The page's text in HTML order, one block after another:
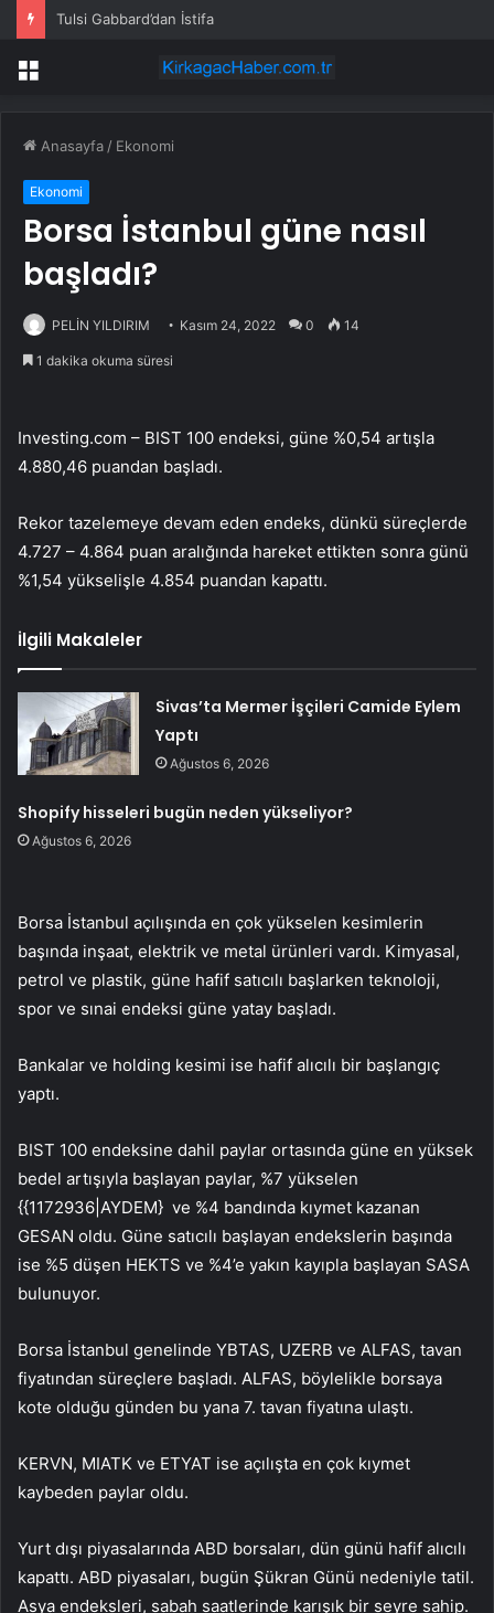
Tulsi Gabbard’dan İstifa
Menü
Anasayfa / Ekonomi
Ekonomi
Borsa İstanbul güne nasıl
başladı?
PELİN YILDIRIM Kasım 24, 2022 0 14
1 dakika okuma süresi
Investing.com – BIST 100 endeksi, güne %0,54 artışla
4.880,46 puandan başladı.
Rekor tazelemeye devam eden endeks, dünkü süreçlerde
4.727 – 4.864 puan aralığında hareket ettikten sonra günü
%1,54 yükselişle 4.854 puandan kapattı.
İlgili Makaleler
Sivas’ta Mermer İşçileri Camide Eylem
Yaptı
Ağustos 6, 2026
Shopify hisseleri bugün neden yükseliyor?
Ağustos 6, 2026
Borsa İstanbul açılışında en çok yükselen kesimlerin
başında inşaat, elektrik ve metal ürünleri vardı. Kimyasal,
petrol ve plastik, güne hafif satıcılı başlarken teknoloji,
spor ve sınai endeksi güne yatay başladı.
Bankalar ve holding kesimi ise hafif alıcılı bir başlangıç
yaptı.
BIST 100 endeksine dahil paylar ortasında güne en yüksek
bedel artışıyla başlayan paylar, %7 yükselen
{{1172936|AYDEM} ve %4 bandında kıymet kazanan
GESAN oldu. Güne satıcılı başlayan endekslerin başında
ise %5 düşen HEKTS ve %4’e yakın kayıpla başlayan SASA
bulunuyor.
Borsa İstanbul genelinde YBTAS, UZERB ve ALFAS, tavan
fiyatından süreçlere başladı. ALFAS, böylelikle borsaya
kote olduğu günden bu yana 7. tavan fiyatına ulaştı.
KERVN, MIATK ve ETYAT ise açılışta en çok kıymet
kaybeden paylar oldu.
Yurt dışı piyasalarında ABD borsaları, dün günü hafif alıcılı
kapattı. ABD piyasaları, bugün Şükran Günü nedeniyle tatil.
Asya endeksleri, sabah saatlerinde karışık bir seyre sahip.